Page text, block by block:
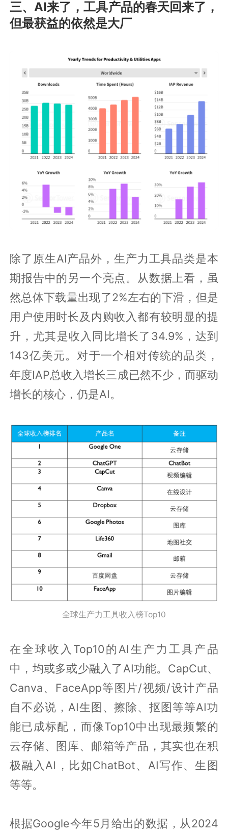
三、AI来了，工具产品的春天回来了，
但最获益的依然是大厂
除了原生AI产品外，生产力工具品类是本
期报告中的另一个亮点。从数据上看，虽
然总体下载量出现了2%左右的下滑，但是
用户使用时长及内购收入都有较明显的提
升，尤其是收入同比增长了34.9%，达到
143亿美元。对于一个相对传统的品类，
年度IAP总收入增长三成已然不少，而驱动
增长的核心，仍是AI。
全球生产力工具收入榜Top10
在全球收入Top10的AI生产力工具产品
中，均或多或少融入了AI功能。CapCut、
Canva、FaceApp等图片/视频/设计产品
自不必说，AI生图、擦除、抠图等等AI功
能已成标配，而像Top10中出现最频繁的
云存储、图库、邮箱等产品，其实也在积
极融入AI，比如ChatBot、AI写作、生图
等等。
根据Google今年5月给出的数据，从2024